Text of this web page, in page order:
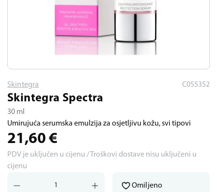
Skintegra C055352
Skintegra Spectra
30 ml
Umirujuća serumska emulzija za osjetljivu kožu, svi tipovi
21,60 €
PDV je uključen u cijenu / Troškovi dostave nisu uključeni u
cijenu
Omiljeno